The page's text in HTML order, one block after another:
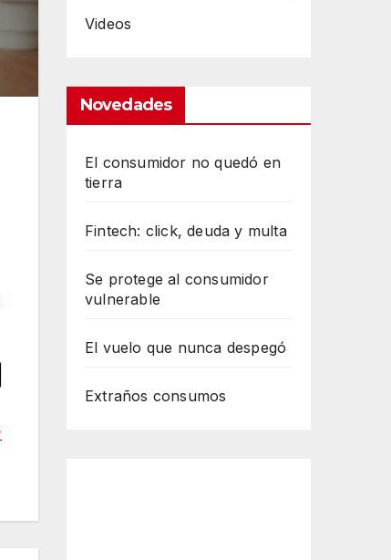
Videos
Novedades
El consumidor no quedó en
tierra
Fintech: click, deuda y multa
Se protege al consumidor
vulnerable
El vuelo que nunca despegó
Extraños consumos